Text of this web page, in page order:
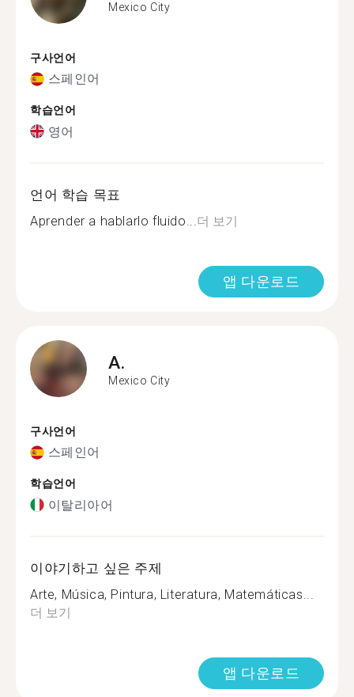
Mexico City
구사언어
스페인어
학습언어
영어
언어 학습 목표
Aprender a hablarlo fluido... 더 보기
앱 다운로드
A.
Mexico City
구사언어
스페인어
학습언어
이탈리아어
이야기하고 싶은 주제
Arte, Música, Pintura, Literatura, Matemáticas...
더 보기
앱 다운로드